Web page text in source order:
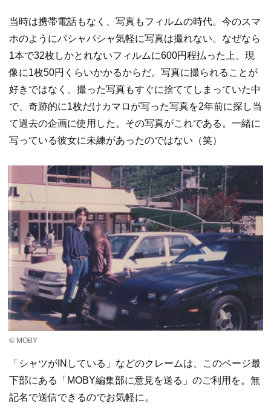
当時は携帯電話もなく、写真もフィルムの時代。今のスマ
ホのようにパシャパシャ気軽に写真は撮れない。なぜなら
1本で32枚しかとれないフィルムに600円程払った上、現
像に1枚50円くらいかかるからだ。写真に撮られることが
好きではなく、撮った写真もすぐに捨ててしまっていた中
で、奇跡的に1枚だけカマロが写った写真を2年前に探し当
て過去の企画に使用した。その写真がこれである。一緒に
写っている彼女に未練があったのではない（笑）
© MOBY
「シャツがINしている」などのクレームは、このページ最
下部にある「MOBY編集部に意見を送る」のご利用を。無
記名で送信できるのでお気軽に。